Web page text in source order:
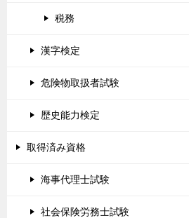
税務
漢字検定
危険物取扱者試験
歴史能力検定
取得済み資格
海事代理士試験
社会保険労務士試験